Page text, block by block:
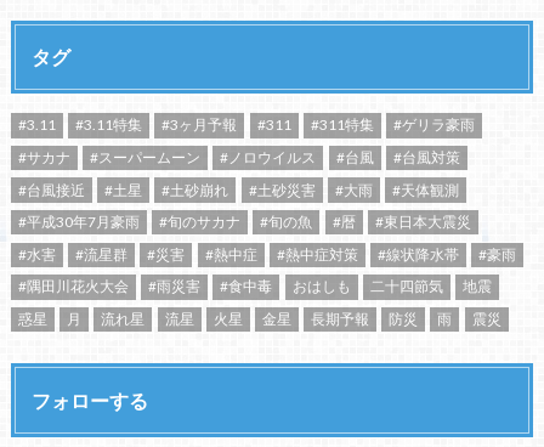
タグ
#3.11 #3.11特集 #3ヶ月予報 #311 #311特集
#ゲリラ豪雨
#サカナ
#スーパームーン #ノロウイルス #台風
#台風対策
#台風接近
#土星 #土砂崩れ #土砂災害 #大雨
#天体観測
#平成30年7月豪雨
#旬のサカナ #旬の魚 #暦
#東日本大震災
#水害
#流星群 #災害 #熱中症 #熱中症対策 #線状降水帯
#豪雨
#隅田川花火大会
#雨災害 #食中毒 おはしも 二十四節気
地震
惑星
月 流れ星 流星 火星 金星 長期予報 防災 雨 震災
フォローする